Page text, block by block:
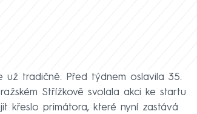
tradičně. Před týdnem oslavila 35.
Střížkově svolala akci ke startu
křeslo primátora, které nyní zastává